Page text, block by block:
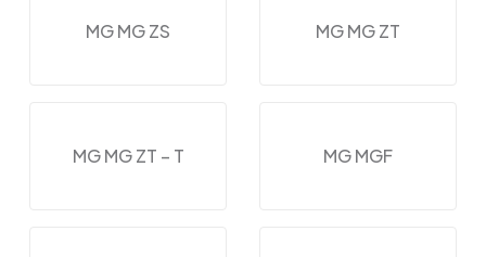
MG MG ZS MG MG ZT
MG MG ZT – T MG MGF